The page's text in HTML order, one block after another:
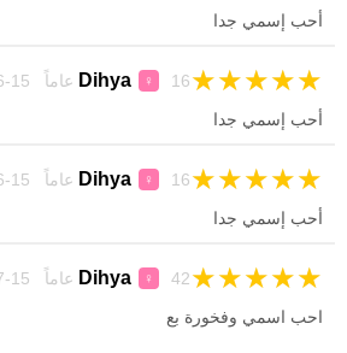
أحب إسمي جدا
Dihya ♀ 16 عاماً 15-06-2023 ★
★
★
★
★
أحب إسمي جدا
Dihya ♀ 16 عاماً 15-06-2023 ★
★
★
★
★
أحب إسمي جدا
Dihya ♀ 42 عاماً 15-07-2023 ★
★
★
★
★
احب اسمي وفخورة بع